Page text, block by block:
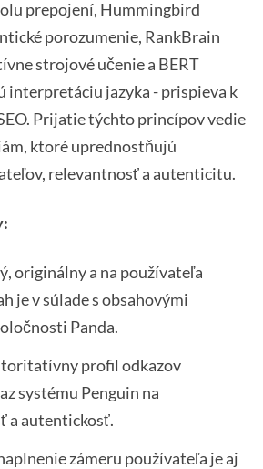
prepojení, Hummingbird
porozumenie, RankBrain
strojové učenie a BERT
interpretáciu jazyka - prispieva k
Prijatie týchto princípov vedie
ktoré uprednostňujú
relevantnosť a autenticitu.
originálny a na používateľa
je v súlade s obsahovými
Panda.
profil odkazov
systému Penguin na
a autentickosť.
zámeru používateľa je aj